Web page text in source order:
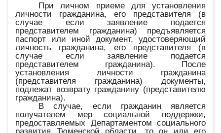
При личном приеме для установления
личности гражданина, его представителя (в
случае если заявление подается
представителем гражданина) предъявляется
паспорт или иной документ, удостоверяющий
личность гражданина, его представителя (в
случае если заявление подается
представителем гражданина). После
установления личности гражданина
(представителя гражданина) документы,
подлежат возврату гражданину (представителю
гражданина).
В случае, если гражданин является
получателем мер социальной поддержки,
предоставляемых Департаментом социального
развития Тюменской области, то он или его